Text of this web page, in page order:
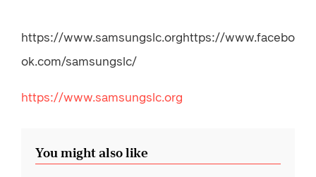
https://www.samsungslc.orghttps://www.facebo
ok.com/samsungslc/
https://www.samsungslc.org
You might also like